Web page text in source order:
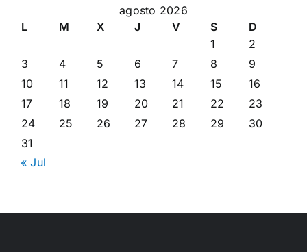
agosto 2026
L
M X J V S
D
1
2
3
4 5 6 7 8
9
10
11 12 13 14 15
16
17
18 19 20 21 22
23
24
25 26 27 28 29
30
31
« Jul